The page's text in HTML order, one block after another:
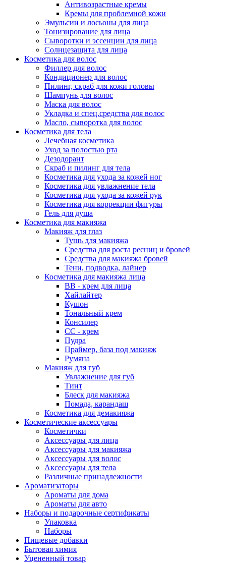
Антивозрастные кремы
Кремы для проблемной кожи
Эмульсии и лосьоны для лица
Тонизирование для лица
Сыворотки и эссенции для лица
Солнцезащита для лица
Косметика для волос
Филлер для волос
Кондиционер для волос
Пилинг, скраб для кожи головы
Шампунь для волос
Маска для волос
Укладка и спец.средства для волос
Масло, сыворотка для волос
Косметика для тела
Лечебная косметика
Уход за полостью рта
Дезодорант
Скраб и пилинг для тела
Косметика для ухода за кожей ног
Косметика для увлажнение тела
Косметика для ухода за кожей рук
Косметика для коррекции фигуры
Гель для душа
Косметика для макияжа
Макияж для глаз
Тушь для макияжа
Средства для роста ресниц и бровей
Средства для макияжа бровей
Тени, подводка, лайнер
Косметика для макияжа лица
ВВ - крем для лица
Хайлайтер
Кушон
Тональный крем
Консилер
СС - крем
Пудра
Праймер, база под макияж
Румяна
Макияж для губ
Увлажнение для губ
Тинт
Блеск для макияжа
Помада, карандаш
Косметика для демакияжа
Косметические аксессуары
Косметички
Аксессуары для лица
Аксессуары для макияжа
Аксессуары для волос
Аксессуары для тела
Различные принадлежности
Ароматизаторы
Ароматы для дома
Ароматы для авто
Наборы и подарочные сертификаты
Упаковка
Наборы
Пищевые добавки
Бытовая химия
Уцененный товар